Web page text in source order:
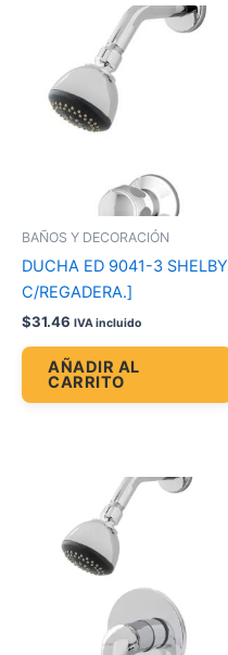
BAÑOS Y DECORACIÓN
DUCHA ED 9041-3 SHELBY
C/REGADERA.]
$31.46 IVA incluido
AÑADIR AL
CARRITO